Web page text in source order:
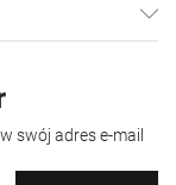
swój adres e-mail